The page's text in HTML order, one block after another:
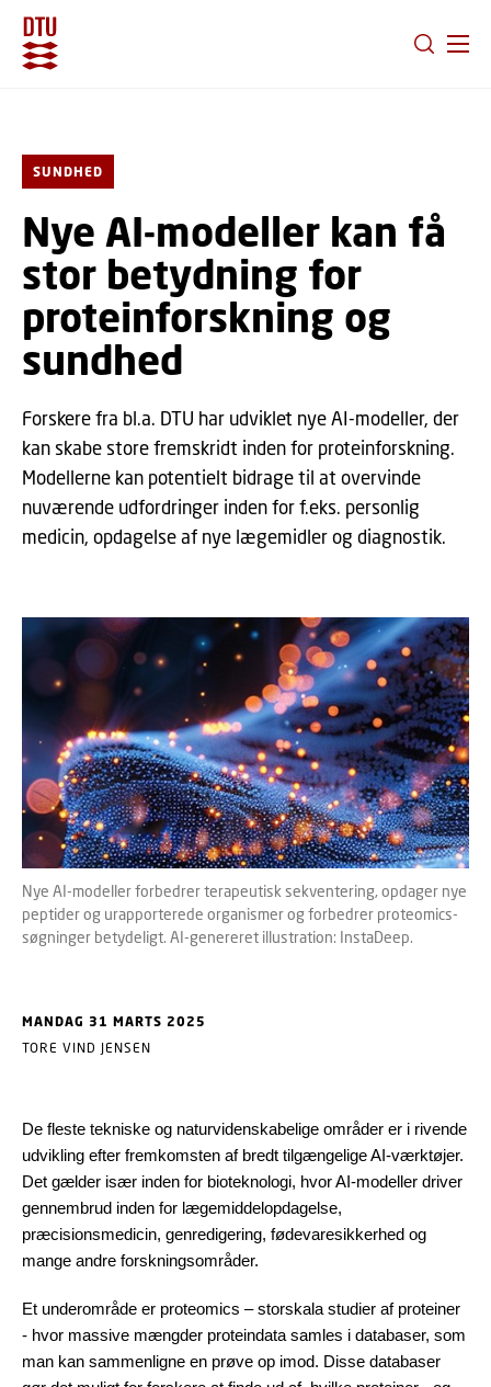
SUNDHED
Nye AI-modeller kan få
stor betydning for
proteinforskning og
sundhed
Forskere fra bl.a. DTU har udviklet nye AI-modeller, der
kan skabe store fremskridt inden for proteinforskning.
Modellerne kan potentielt bidrage til at overvinde
nuværende udfordringer inden for f.eks. personlig
medicin, opdagelse af nye lægemidler og diagnostik.
Nye AI-modeller forbedrer terapeutisk sekventering, opdager nye
peptider og urapporterede organismer og forbedrer proteomics-
søgninger betydeligt. AI-genereret illustration: InstaDeep.
MANDAG 31 MARTS 2025
TORE VIND JENSEN
De fleste tekniske og naturvidenskabelige områder er i rivende
udvikling efter fremkomsten af bredt tilgængelige AI-værktøjer.
Det gælder især inden for bioteknologi, hvor AI-modeller driver
gennembrud inden for lægemiddelopdagelse,
præcisionsmedicin, genredigering, fødevaresikkerhed og
mange andre forskningsområder.
Et underområde er proteomics – storskala studier af proteiner
- hvor massive mængder proteindata samles i databaser, som
man kan sammenligne en prøve op imod. Disse databaser